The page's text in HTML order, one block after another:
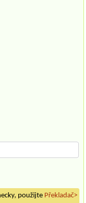
použijte Překladač>